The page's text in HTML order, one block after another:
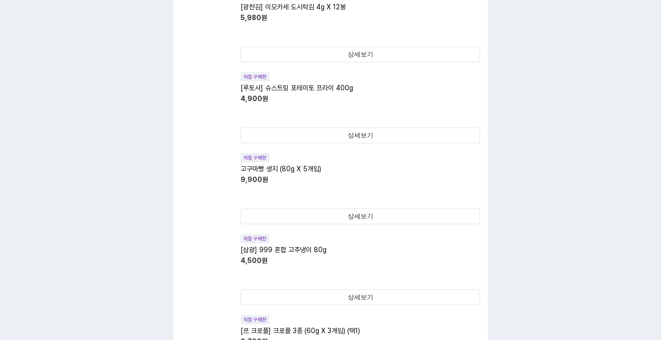
[광천김] 이모카세 도시락김 4g X 12봉
5,980원
상세보기
직접 구매한
[루토사] 슈스트링 포테이토 프라이 400g
4,900원
상세보기
직접 구매한
고구마빵 생지 (80g X 5개입)
9,900원
상세보기
직접 구매한
[삼광] 999 혼합 고추냉이 80g
4,500원
상세보기
직접 구매한
[르 크로플] 크로플 3종 (60g X 3개입) (택1)